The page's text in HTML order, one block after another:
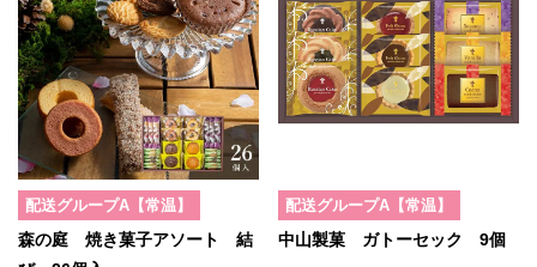
配送グループA【常温】
森の庭 焼き菓子アソート 結
配送グループA【常温】
中山製菓 ガトーセック 9個